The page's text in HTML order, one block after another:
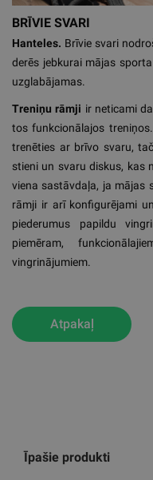
BRĪVIE SVARI
Hanteles. Brīvie svari
derēs jebkurai mājas
uzglabājamas.
Treniņu rāmji ir neticami
tos funkcionālajos
trenēties ar brīvo svaru,
stieni un svaru diskus, kas
viena sastāvdaļa, ja mājas
rāmji ir arī konfigurējami
piederumus papildu
piemēram,
vingrinājumiem.
Atpakaļ
Īpašie produkti